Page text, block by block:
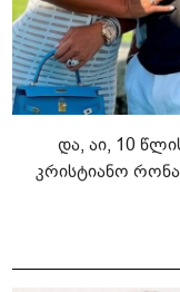
და, აი, 10
კრისტიანო